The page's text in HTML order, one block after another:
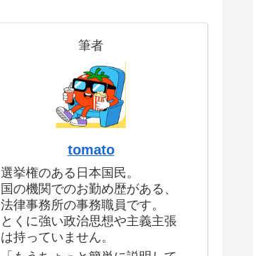
筆者
tomato
選挙権のある日本国民。
国の機関でのお勤め歴がある、
法律事務所の事務職員です。
とくに強い政治思想や主義主張
は持っていません。